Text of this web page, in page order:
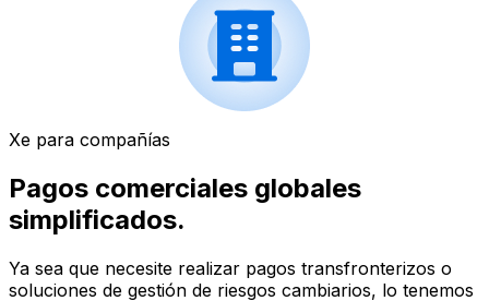
Xe para compañías
Pagos comerciales globales
simplificados.
Ya sea que necesite realizar pagos transfronterizos o
soluciones de gestión de riesgos cambiarios, lo tenemos